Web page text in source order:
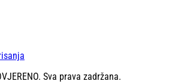
Sva prava zadržana.